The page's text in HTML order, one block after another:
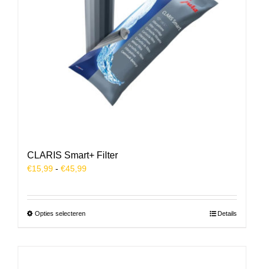
CLARIS Smart+ Filter
€15,99 - €45,99Prijsklasse:
tot
Opties selecterenDit
Details